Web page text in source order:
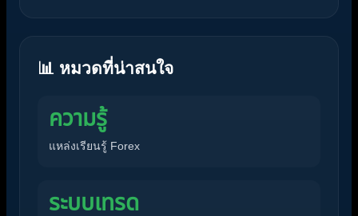
📊 หมวดที่น่าสนใจ
ความรู้
แหล่งเรียนรู้ Forex
ระบบเทรด